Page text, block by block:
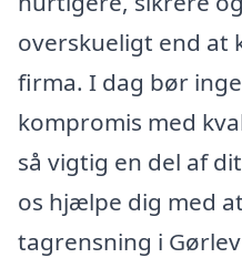
overskueligt end at
firma. I dag bør
kompromis med
så vigtig en del af
os hjælpe dig med
tagrensning i